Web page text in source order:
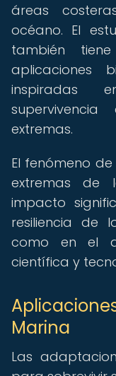
áreas
océano. El
también
aplicaciones
inspiradas
extremas.
El fenómeno
extremas de
impacto
resiliencia de
como en el
científica y
Marina
Las